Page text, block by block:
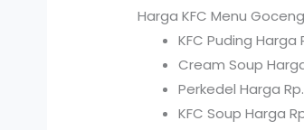
Harga KFC Menu Goceng
KFC Puding Harga
Cream Soup
Perkedel Harga
KFC Soup Harga